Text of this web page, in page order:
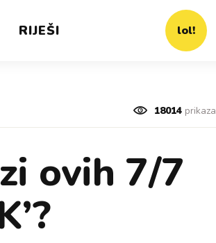
RIJEŠI lol!
18014 prikaza
ovih 7/7